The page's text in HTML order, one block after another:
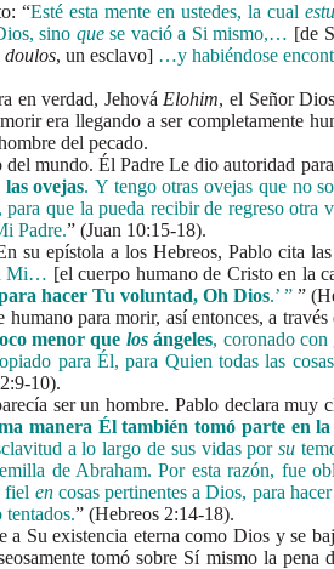
“Esté esta mente en ustedes, la cual
sino quese vació a Si mismo,… [de
doulos, un esclavo] …y habiéndose
en verdad, Jehová Elohim, el Señor
era llegando a ser completamente
del pecado.
Él Padre Le dio autoridad
ovejas. Y tengo otras ovejas que no
que la pueda recibir de regreso otra
Padre.” (Juan 10:15-18).
epístola a los Hebreos, Pablo cita las
Mi… [el cuerpo humano de Cristo en la
hacer Tu voluntad, Oh Dios.’ ” ”
para morir, así entonces, a
menor que losángeles, coronado
para Él, para Quien todas las
10).
ser un hombre. Pablo declara muy
manera Él también tomó parte en la
a lo largo de sus vidas porsu
de Abraham. Por esta razón, fue
fiel encosas pertinentes a Dios, para
tentados.” (Hebreos 2:14-18).
existencia eterna como Dios y se
tomó sobre Sí mismo la